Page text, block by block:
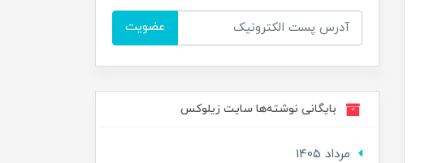
عضویت
بایگانی نوشته‌ها سایت زیلوکس
مرداد 1405